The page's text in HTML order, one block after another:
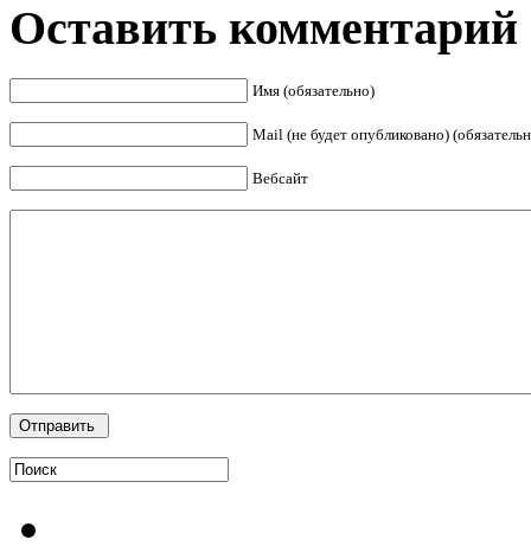
Оставить комментарий
Имя (обязательно)
Mail (не будет опубликовано)
Вебсайт